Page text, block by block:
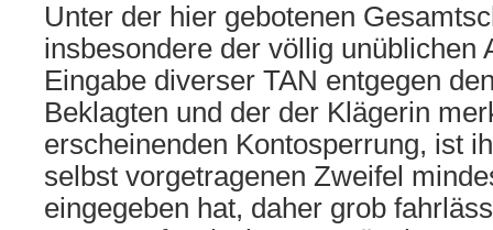
Unter der hier gebotenen
insbesondere der völlig unüblichen
Eingabe diverser TAN entgegen
Beklagten und der der Klägerin
erscheinenden Kontosperrung, ist
selbst vorgetragenen Zweifel
eingegeben hat, daher grob